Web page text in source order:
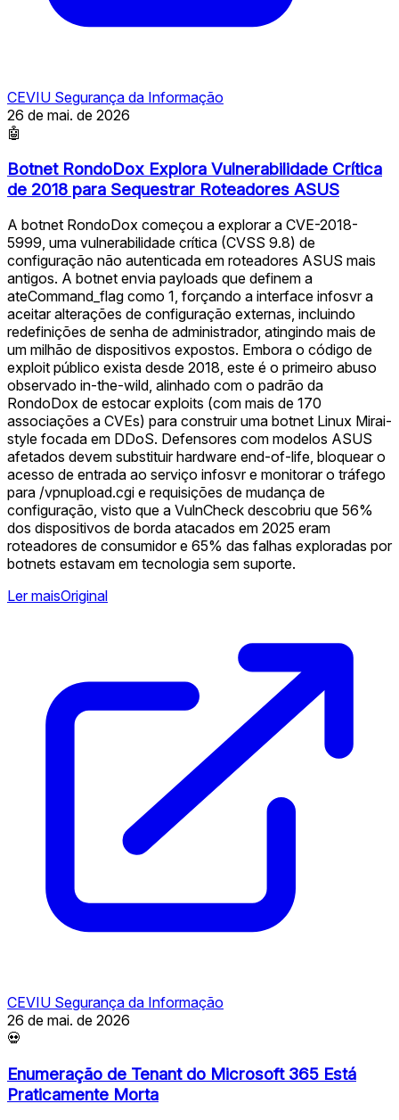
CEVIU Segurança da Informação
26 de mai. de 2026
🤖
Botnet RondoDox Explora Vulnerabilidade Crítica
de 2018 para Sequestrar Roteadores ASUS
A botnet RondoDox começou a explorar a CVE-2018-
5999, uma vulnerabilidade crítica (CVSS 9.8) de
configuração não autenticada em roteadores ASUS mais
antigos. A botnet envia payloads que definem a
ateCommand_flag como 1, forçando a interface infosvr a
aceitar alterações de configuração externas, incluindo
redefinições de senha de administrador, atingindo mais de
um milhão de dispositivos expostos. Embora o código de
exploit público exista desde 2018, este é o primeiro abuso
observado in-the-wild, alinhado com o padrão da
RondoDox de estocar exploits (com mais de 170
associações a CVEs) para construir uma botnet Linux Mirai-
style focada em DDoS. Defensores com modelos ASUS
afetados devem substituir hardware end-of-life, bloquear o
acesso de entrada ao serviço infosvr e monitorar o tráfego
para /vpnupload.cgi e requisições de mudança de
configuração, visto que a VulnCheck descobriu que 56%
dos dispositivos de borda atacados em 2025 eram
roteadores de consumidor e 65% das falhas exploradas por
botnets estavam em tecnologia sem suporte.
Ler maisOriginal
CEVIU Segurança da Informação
26 de mai. de 2026
💀
Enumeração de Tenant do Microsoft 365 Está
Praticamente Morta